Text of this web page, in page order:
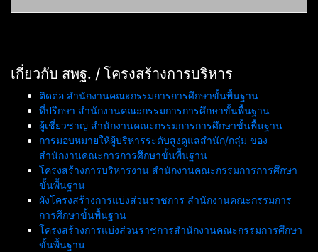
เกี่ยวกับ สพฐ. / โครงสร้างการบริหาร
ติดต่อ สำนักงานคณะกรรมการการศึกษาขั้นพื้นฐาน
ที่ปรึกษา สำนักงานคณะกรรมการการศึกษาขั้นพื้นฐาน
ผู้เชี่ยวชาญ สำนักงานคณะกรรมการการศึกษาขั้นพื้นฐาน
การมอบหมายให้ผู้บริหารระดับสูงดูแลสำนัก/กลุ่ม ของ
สำนักงานคณะการการศึกษาขั้นพื้นฐาน
โครงสร้างการบริหารงาน สำนักงานคณะกรรมการการศึกษา
ขั้นพื้นฐาน
ผังโครงสร้างการแบ่งส่วนราชการ สำนักงานคณะกรรมการ
การศึกษาขั้นพื้นฐาน
โครงสร้างการแบ่งส่วนราชการสำนักงานคณะกรรมการศึกษา
ขั้นพื้นฐาน